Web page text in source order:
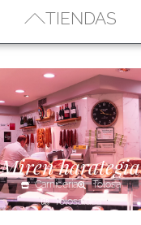
TIENDAS
Miren harategia
Carnicería
Tolosa
Tolosaldea